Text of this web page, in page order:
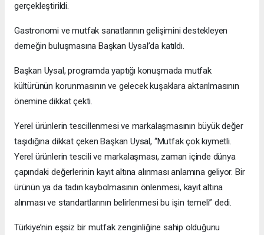
gerçekleştirildi.
Gastronomi ve mutfak sanatlarının gelişimini destekleyen
derneğin buluşmasına Başkan Uysal’da katıldı.
Başkan Uysal, programda yaptığı konuşmada mutfak
kültürünün korunmasının ve gelecek kuşaklara aktarılmasının
önemine dikkat çekti.
Yerel ürünlerin tescillenmesi ve markalaşmasının büyük değer
taşıdığına dikkat çeken Başkan Uysal, “Mutfak çok kıymetli.
Yerel ürünlerin tescili ve markalaşması, zaman içinde dünya
çapındaki değerlerinin kayıt altına alınması anlamına geliyor. Bir
ürünün ya da tadın kaybolmasının önlenmesi, kayıt altına
alınması ve standartlarının belirlenmesi bu işin temeli” dedi.
Türkiye’nin eşsiz bir mutfak zenginliğine sahip olduğunu